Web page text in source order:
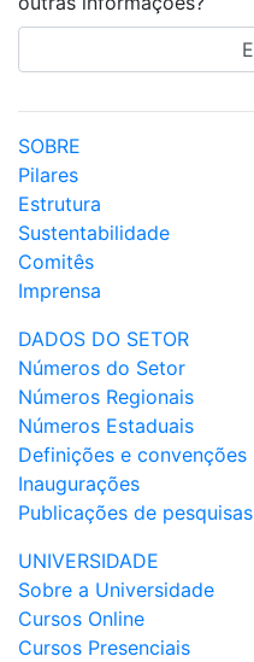
SOBRE
Pilares
Estrutura
Sustentabilidade
Comitês
Imprensa
DADOS DO SETOR
Números do Setor
Números Regionais
Números Estaduais
Definições e convenções
Inaugurações
Publicações de pesquisas
UNIVERSIDADE
Sobre a Universidade
Cursos Online
Cursos Presenciais